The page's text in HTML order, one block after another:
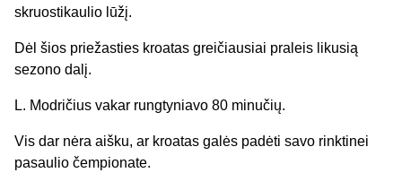
skruostikaulio lūžį.
Dėl šios priežasties kroatas greičiausiai praleis likusią
sezono dalį.
L. Modričius vakar rungtyniavo 80 minučių.
Vis dar nėra aišku, ar kroatas galės padėti savo rinktinei
pasaulio čempionate.